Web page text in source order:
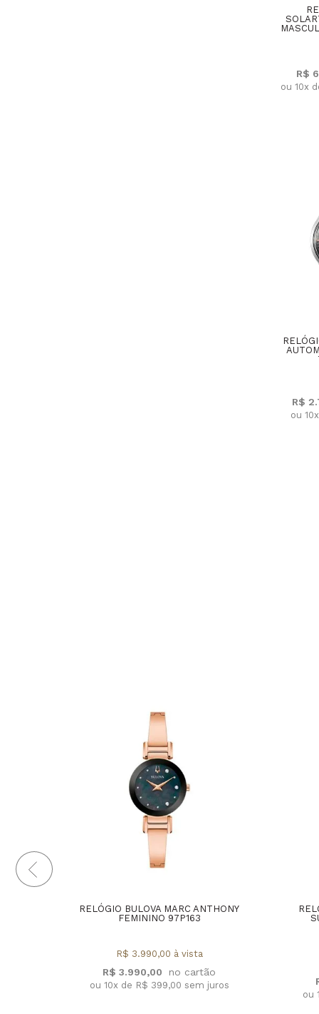
R$
ou 10x
R$
ou
RELÓGIO BULOVA MARC ANTHONY
FEMININO 97P163
R$ 3.990,00
R$ 3.990,00 à vista
ou 10x de R$ 399,00 sem juros
ou